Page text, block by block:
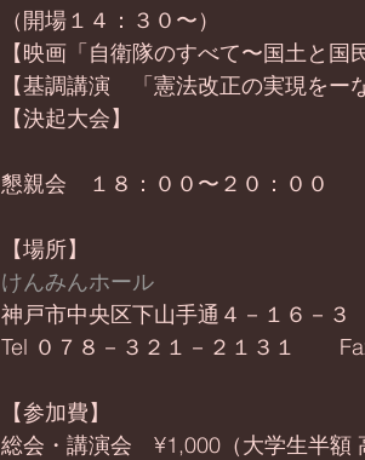
（開場１４：３０〜）
【映画「自衛隊のすべて〜国土と国
【基調講演　「憲法改正の実現をー
【決起大会】
懇親会　１８：００〜２０：００
【場所】
けんみんホール
神戸市中央区下山手通４－１６－３
Tel ０７８－３２１－２１３１　　
【参加費】
総会・講演会　¥1,000（大学生半額